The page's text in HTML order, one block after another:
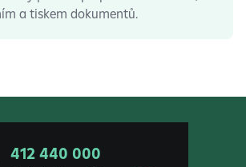
a tiskem dokumentů.
412 440 000